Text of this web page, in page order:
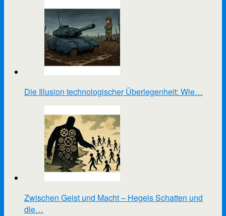
Die Illusion technologischer Überlegenheit: Wie…
Zwischen Geist und Macht – Hegels Schatten und
die…